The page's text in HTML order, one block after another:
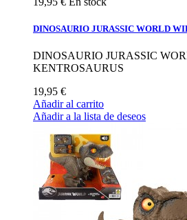
DINOSAURIO JURASSIC WORLD
DINOSAURIO JURASSIC
KENTROSAURUS
19,95 €
Añadir al carrito
Añadir a la lista de deseos